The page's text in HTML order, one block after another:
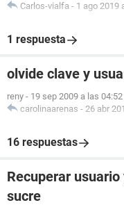
Carlos-vialfa - 1 ago 2019
1 respuesta
olvide clave y
reny - 19 sep 2009 a las 04:52
carolinaarenas - 26 abr
16 respuestas
Recuperar
sucre